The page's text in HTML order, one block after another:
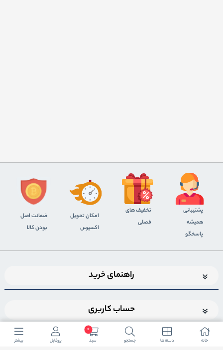
خانه دسته ها جستجو
0
سبد پروفایل بیشتر
پشتیبانی
همیشه
پاسخگو
تخفیف های
فصلی
اﻣﮑﺎن ﺗﺤﻮﯾﻞ
اﮐﺴﭙﺮس
ضمانت اصل
بودن کالا
راهنمای خرید
حساب کاربری